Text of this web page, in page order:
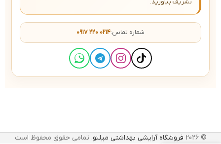
تشریف بیاورید.
شماره تماس:۰۹۱۷ ۲۲۰ ۰۲۱۴
© 2026 فروشگاه آرایشی بهداشتی میلنو. تمامی حقوق محفوظ است